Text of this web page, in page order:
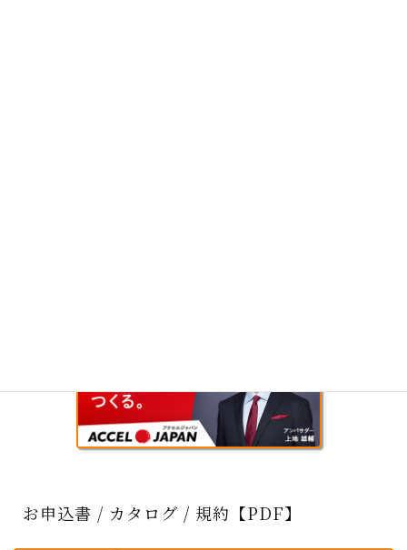
お申込書 / カタログ / 規約【PDF】